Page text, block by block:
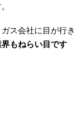
ス会社に目が行き
もねらい目です